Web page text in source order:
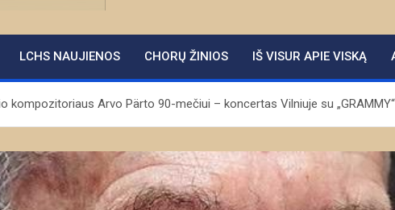
LCHS NAUJIENOS CHORŲ ŽINIOS IŠ VISUR APIE VISKĄ
kompozitoriaus Arvo Pärto 90-mečiui – koncertas Vilniuje su